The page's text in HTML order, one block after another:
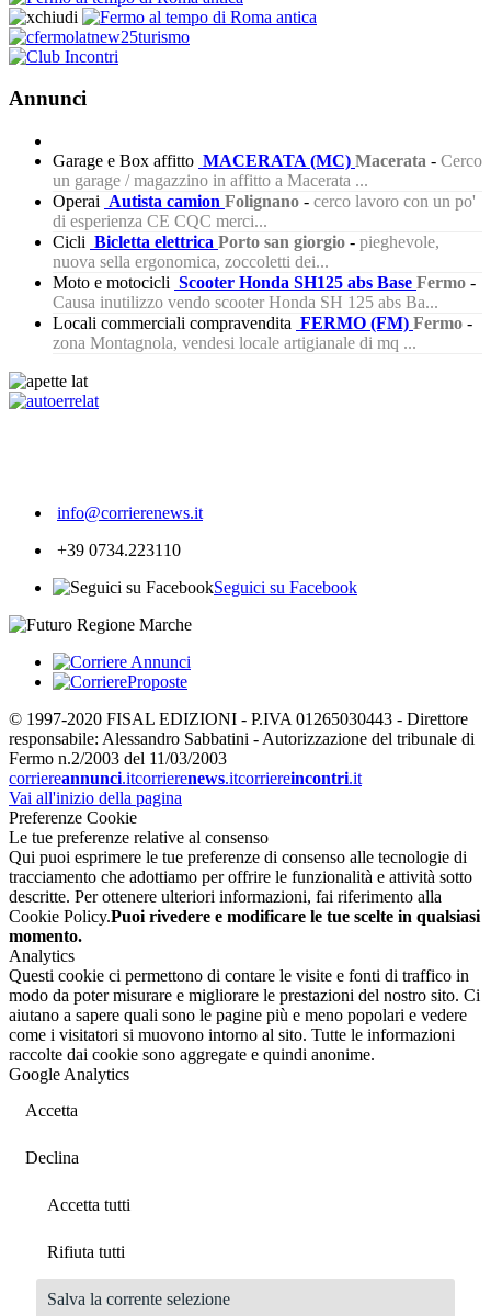
Annunci
Garage e Box affitto MACERATA (MC) Macerata - Cerco
un garage / magazzino in affitto a Macerata ...
Operai Autista camion Folignano - cerco lavoro con un po'
di esperienza CE CQC merci...
Cicli Bicletta elettrica Porto san giorgio - pieghevole,
nuova sella ergonomica, zoccoletti dei...
Moto e motocicli Scooter Honda SH125 abs Base Fermo -
Causa inutilizzo vendo scooter Honda SH 125 abs Ba...
Locali commerciali compravendita FERMO (FM) Fermo -
zona Montagnola, vendesi locale artigianale di mq ...
info@corrierenews.it
+39 0734.223110
Seguici su Facebook
© 1997-2020 FISAL EDIZIONI - P.IVA 01265030443 - Direttore
responsabile: Alessandro Sabbatini - Autorizzazione del tribunale di
Fermo n.2/2003 del 11/03/2003
corriereannunci.itcorrierenews.itcorriereincontri.it
Vai all'inizio della pagina
Preferenze Cookie
Le tue preferenze relative al consenso
Qui puoi esprimere le tue preferenze di consenso alle tecnologie di
tracciamento che adottiamo per offrire le funzionalità e attività sotto
descritte. Per ottenere ulteriori informazioni, fai riferimento alla
Cookie Policy.Puoi rivedere e modificare le tue scelte in qualsiasi
momento.
Analytics
Questi cookie ci permettono di contare le visite e fonti di traffico in
modo da poter misurare e migliorare le prestazioni del nostro sito. Ci
aiutano a sapere quali sono le pagine più e meno popolari e vedere
come i visitatori si muovono intorno al sito. Tutte le informazioni
raccolte dai cookie sono aggregate e quindi anonime.
Google Analytics
Accetta
Declina
Accetta tutti
Rifiuta tutti
Salva la corrente selezione